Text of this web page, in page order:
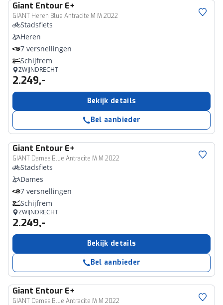
Giant Entour E+
GIANT Heren Blue Antracite M M 2022
Stadsfiets
Heren
7 versnellingen
Schijfrem
ZWIJNDRECHT
2.249,-
Bekijk details
Bel aanbieder
Giant Entour E+
GIANT Dames Blue Antracite M M 2022
Stadsfiets
Dames
7 versnellingen
Schijfrem
ZWIJNDRECHT
2.249,-
Bekijk details
Bel aanbieder
Giant Entour E+
GIANT Dames Blue Antracite M M 2022